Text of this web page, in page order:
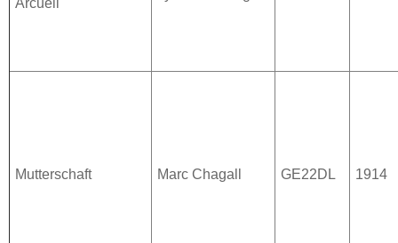
Mutterschaft Marc Chagall GE22DL 1914